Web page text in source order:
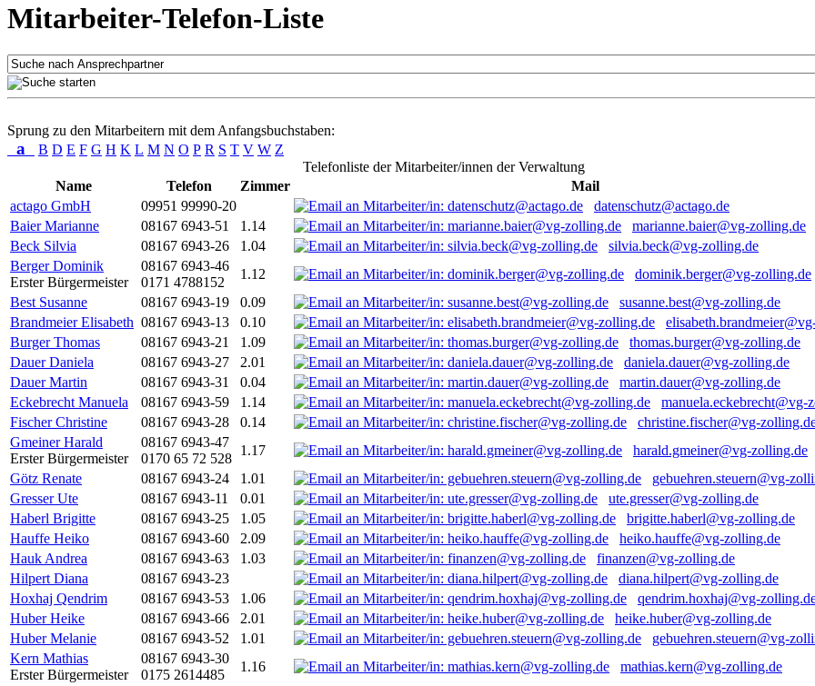
Mitarbeiter-Telefon-Liste
Sprung zu den Mitarbeitern mit dem Anfangsbuchstaben:
a B D E F G H K L M N O P R S T V W Z
Telefonliste der Mitarbeiter/innen der Verwaltung
Name
Telefon Zimmer
Mail
actago GmbH
09951 99990-20
datenschutz@actago.de
Baier Marianne
08167 6943-51 1.14
marianne.baier@vg-zolling.de
Beck Silvia
08167 6943-26 1.04
silvia.beck@vg-zolling.de
Berger Dominik
Erster Bürgermeister
08167 6943-46
0171 4788152
1.12
dominik.berger@vg-zolling.de
Best Susanne
08167 6943-19 0.09
susanne.best@vg-zolling.de
Brandmeier Elisabeth 08167 6943-13 0.10
Burger Thomas
08167 6943-21 1.09
thomas.burger@vg-zolling.de
Dauer Daniela
08167 6943-27 2.01
daniela.dauer@vg-zolling.de
Dauer Martin
08167 6943-31 0.04
martin.dauer@vg-zolling.de
Eckebrecht Manuela
08167 6943-59 1.14
manuela.eckebrecht@vg-
Fischer Christine
08167 6943-28 0.14
christine.fischer@vg-
Gmeiner Harald
Erster Bürgermeister
08167 6943-47
0170 65 72 528
1.17
harald.gmeiner@vg-zolling.de
Götz Renate
08167 6943-24 1.01
gebuehren.steuern@vg-
Gresser Ute
08167 6943-11 0.01
ute.gresser@vg-zolling.de
Haberl Brigitte
08167 6943-25 1.05
brigitte.haberl@vg-zolling.de
Hauffe Heiko
08167 6943-60 2.09
heiko.hauffe@vg-zolling.de
Hauk Andrea
08167 6943-63 1.03
finanzen@vg-zolling.de
Hilpert Diana
08167 6943-23
diana.hilpert@vg-zolling.de
Hoxhaj Qendrim
08167 6943-53 1.06
qendrim.hoxhaj@vg-
Huber Heike
08167 6943-66 2.01
heike.huber@vg-zolling.de
Huber Melanie
08167 6943-52 1.01
gebuehren.steuern@vg-
Kern Mathias
Erster Bürgermeister
08167 6943-30
0175 2614485
1.16
mathias.kern@vg-zolling.de